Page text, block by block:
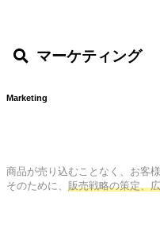
マーケティング
Marketing
商品が売り込むことなく、お客
そのために、 販売戦略の策定、